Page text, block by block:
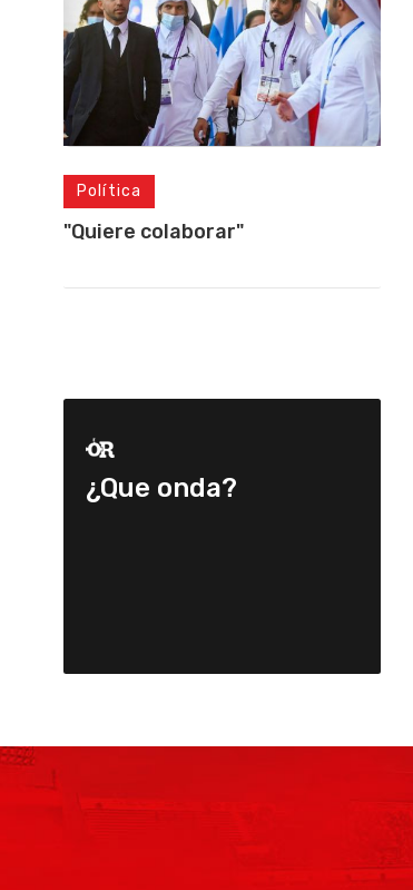
Política
"Quiere colaborar"
¿Que onda?